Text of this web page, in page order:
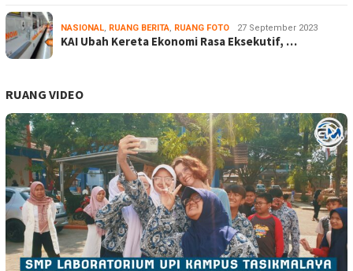
NASIONAL, RUANG BERITA, RUANG FOTO 27 September 2023
KAI Ubah Kereta Ekonomi Rasa Eksekutif, …
RUANG VIDEO